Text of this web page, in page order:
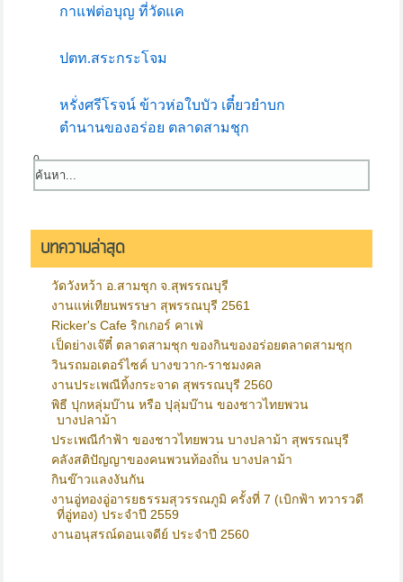
กาแฟต่อบุญ ที่วัดแค
ปตท.สระกระโจม
หรั่งศรีโรจน์ ข้าวห่อใบบัว เตี๋ยวยำบก
ตำนานของอร่อย ตลาดสามชุก
0
บทความล่าสุด
วัดวังหว้า อ.สามชุก จ.สุพรรณบุรี
งานแห่เทียนพรรษา สุพรรณบุรี 2561
Ricker's Cafe ริกเกอร์ คาเฟ่
เป็ดย่างเจ๊ตี๋ ตลาดสามชุก ของกินของอร่อยตลาดสามชุก
วินรถมอเตอร์ไซค์ บางขวาก-ราชมงคล
งานประเพณีทิ้งกระจาด สุพรรณบุรี 2560
พิธี ปุกหลุ่มบ๊าน หรือ ปุลุ่มบ๊าน ของชาวไทยพวน
บางปลาม้า
ประเพณีกำฟ้า ของชาวไทยพวน บางปลาม้า สุพรรณบุรี
คลังสติปัญญาของคนพวนท้องถิ่น บางปลาม้า
กินข๊าวแลงงันกัน
งานอู่ทองอู่อารยธรรมสุวรรณภูมิ ครั้งที่ 7 (เบิกฟ้า ทวารวดี
ที่อู่ทอง) ประจำปี 2559
งานอนุสรณ์ดอนเจดีย์ ประจำปี 2560